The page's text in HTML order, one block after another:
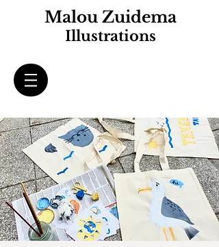
Malou Zuidema
Illustrations